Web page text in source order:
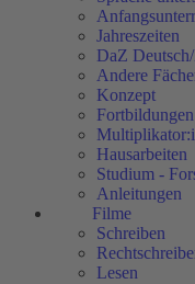
Jahreszeiten
DaZ
Andere
Konzept
Hausarbeiten
Studium -
Anleitungen
Filme
Schreiben
Lesen